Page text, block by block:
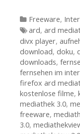
Kategorien
Freeware,
Tags
ard, ard
divx player,
download, doku,
downloads,
fernsehen im
firefox ard
kostenlose filme,
mediathek 3.0,
freeware,
3.0,